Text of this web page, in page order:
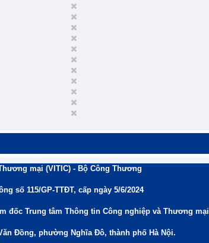
mại (VITIC) - Bộ Công Thương
số 115/GP-TTĐT, cấp ngày 5/6/2024
đốc Trung tâm Thông tin Công nghiệp và Thương mại
Đồng, phường Nghĩa Đô, thành phố Hà Nội.